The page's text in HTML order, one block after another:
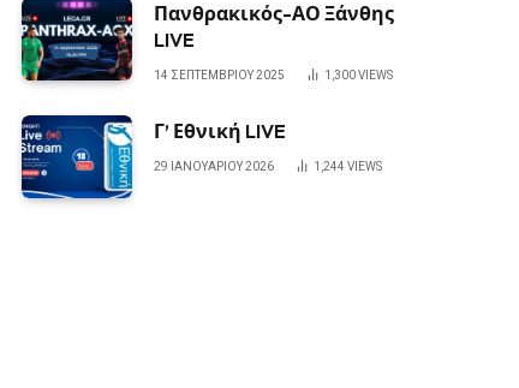
Πανθρακικός-ΑΟ Ξάνθης
LIVE
14 ΣΕΠΤΕΜΒΡΊΟΥ 2025 1,300VIEWS
Γ’ Εθνική LIVE
29 ΙΑΝΟΥΑΡΊΟΥ 2026 1,244 VIEWS